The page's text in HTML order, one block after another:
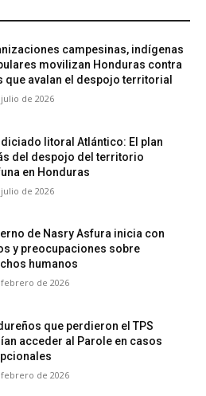
campesinas, indígenas
movilizan Honduras contra
que avalan el despojo territorial
de 2026
litoral Atlántico: El plan
del despojo del territorio
en Honduras
de 2026
de Nasry Asfura inicia con
y preocupaciones sobre
humanos
febrero de 2026
que perdieron el TPS
acceder al Parole en casos
febrero de 2026